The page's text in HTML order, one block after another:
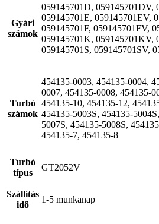
Gyári
számok
059145701D, 059145701DV,
059145701E, 059145701EV,
059145701F, 059145701FV,
059145701K, 059145701KV,
059145701S, 059145701SV,
Turbó
számok
454135-0003, 454135-0004,
0007, 454135-0008, 454135-
454135-10, 454135-12,
454135-5003S, 454135-
5007S, 454135-5008S,
454135-7, 454135-8
Turbó
típus
GT2052V
Szállítás
idő
1-5 munkanap